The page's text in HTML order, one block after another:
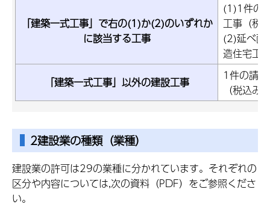
「建築一式工事」で右の(1)か(2)のいずれか
に該当する工事
(1)1件の
工事（税
(2)延べ面
造住宅工
「建築一式工事」以外の建設工事
1件の請
（税込み
2建設業の種類（業種）
建設業の許可は29の業種に分かれています。それぞれの
区分や内容については,次の資料（PDF）をご参照くださ
い。